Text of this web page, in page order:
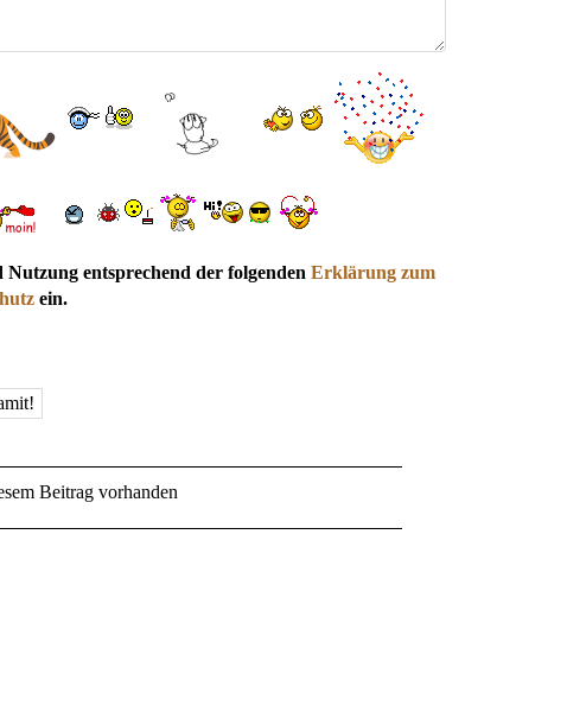
entsprechend der folgenden Erklärung zum
ein.
Beitrag vorhanden